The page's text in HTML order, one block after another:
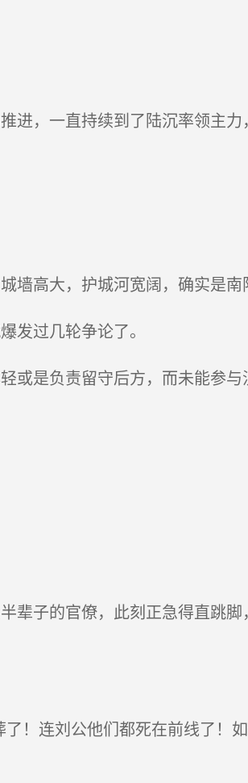
，一直持续到了陆沉率领主
高大，护城河宽阔，确实是南
发过几轮争论了。
是负责留守后方，而未能参与
子的官僚，此刻正急得直跳
！连刘公他们都死在前线了！